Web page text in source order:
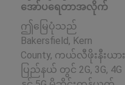
အော်ပရေတာအလိုက်
ဤမြေပုံသည်
Bakersfield, Kern
County, ကယ်လီဖိုးနီးယား
ပြည်နယ် တွင် 2G, 3G, 4G